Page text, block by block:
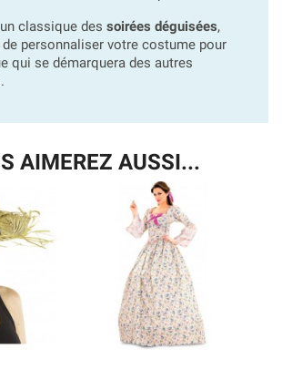
classique des soirées déguisées,
personnaliser votre costume pour
qui se démarquera des autres
AIMEREZ AUSSI...